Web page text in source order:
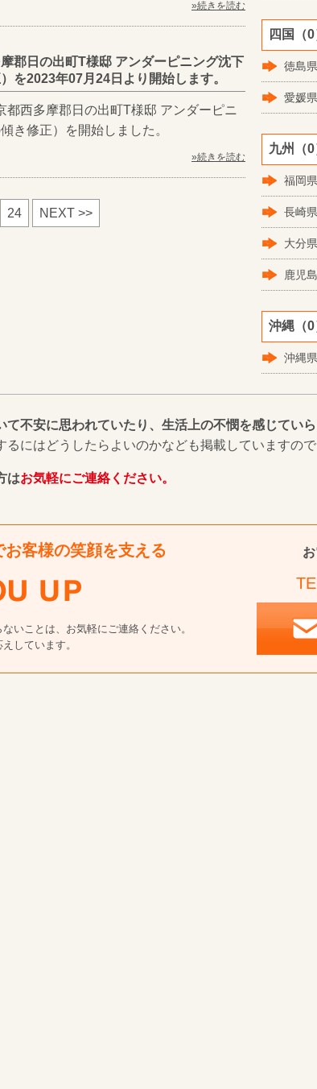
»続きを読む
郡日の出町T様邸 アンダーピニング沈下
を2023年07月24日より開始します。
都西多摩郡日の出町T様邸 アンダーピニ
き修正）を開始しました。
»続きを読む
24 NEXT >>
四国（0
徳島県
愛媛県
九州（0
福岡県
長崎県
大分
鹿児
沖縄（0
沖縄県
て不安に思われていたり、生活上の不憫を感じてい
にはどうしたらよいのかなども掲載していますので
はお気軽にご連絡ください。
お客様の笑顔を支える
いことは、お気軽にご連絡ください。
しています。